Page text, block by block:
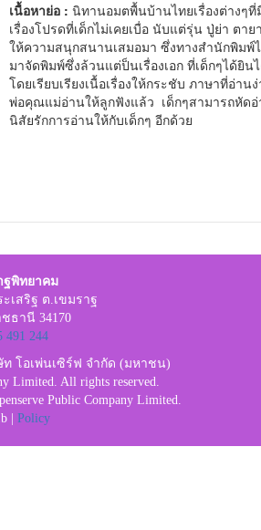
เนื้อหาย่อ :นิทานอมตพื้นบ้านไทยเรื่องต่างๆ
เรื่องโปรดที่เด็กไม่เคยเบื่อ นับแต่รุ่น ปู่ย่า ตา
ให้ความสนุกสนานเสมอมา ซึ่งทางสำนักพิม
มาจัดพิมพ์ซึ่งล้วนแต่ป็นเรื่องเอก ที่เด็กๆได้ยิน
โดยเรียบเรียงเนื้อเรื่องให้กระชับ ภาษาที่อ่า
พ่อคุณแม่อ่านให้ลูกฟังแล้ว เด็กๆสามารถหัดอ่
นิสัยรักการอ่านให้กับเด็กๆ อีกด้วย
ฐพิทยาคม
เสริฐ ต.เขมราฐ
ธานี 34170
491 244
โอเพ่นเซิร์ฟ จำกัด (มหาชน)
Limited. All rights reserved.
Public Company Limited.
| Policy